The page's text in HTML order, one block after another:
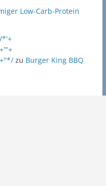
Low-Carb-Protein
*'+
zu Burger King BBQ